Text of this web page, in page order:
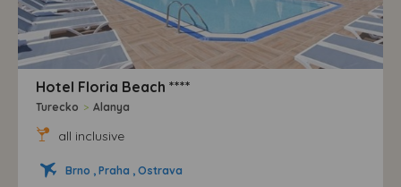
Hotel Floria Beach ****
Turecko > Alanya
all inclusive
Brno , Praha , Ostrava